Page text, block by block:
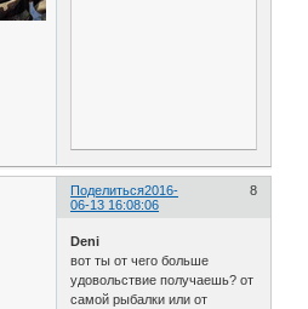
Поделиться 8
2016-
06-13 16:08:06
Deni
вот ты от чего больше
удовольствие получаешь? от
самой рыбалки или от